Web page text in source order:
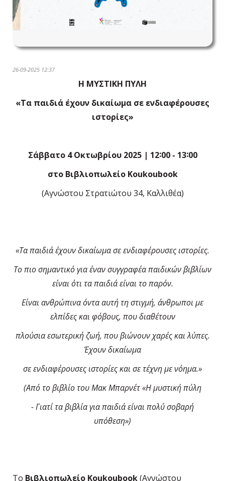
26-09-2025 12:37
Η ΜΥΣΤΙΚΗ ΠΥΛΗ
«Τα παιδιά έχουν δικαίωμα σε ενδιαφέρουσες
ιστορίες»
Σάββατο 4 Οκτωβρίου 2025 | 12∶00 - 13∶00
στο Βιβλιοπωλείο Koukoubook
(Αγνώστου Στρατιώτου 34, Καλλιθέα)
«Τα παιδιά έχουν δικαίωμα σε ενδιαφέρουσες ιστορίες.
Το πιο σημαντικό για έναν συγγραφέα παιδικών βιβλίων
είναι ότι τα παιδιά είναι το παρόν.
Είναι ανθρώπινα όντα αυτή τη στιγμή, άνθρωποι με
ελπίδες και φόβους, που διαθέτουν
πλούσια εσωτερική ζωή, που βιώνουν χαρές και λύπες.
Έχουν δικαίωμα
σε ενδιαφέρουσες ιστορίες και σε τέχνη με νόημα.»
(Από το βιβλίο του Μακ Μπαρνέτ «Η μυστική πύλη
- Γιατί τα βιβλία για παιδιά είναι πολύ σοβαρή
υπόθεση»)
Το Βιβλιοπωλείο Koukoubook(Αγνώστου